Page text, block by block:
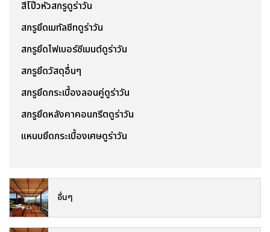
สีโป๊วหัวสกรูดูร่าวัน
สกรูยึดเมทัลชีทดูร่าวัน
สกรูยึดไฟเบอร์ซีเมนต์ดูร่าวัน
สกรูยึดวัสดุอื่นๆ
สกรูยึดกระเบื้องลอนคู่ดูร่าวัน
สกรูยึดหลังคาคอนกรีตดูร่าวัน
แหนบยึดกระเบื้องเศษดูร่าวัน
อื่นๆ